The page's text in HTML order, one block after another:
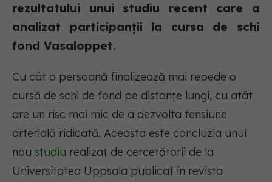
rezultatului unui studiu recent care a
analizat participanții la cursa de schi
fond Vasaloppet.
Cu cât o persoană finalizează mai repede o
cursă de schi de fond pe distanțe lungi, cu atât
are un risc mai mic de a dezvolta tensiune
arterială ridicată. Aceasta este concluzia unui
nou studiu realizat de cercetătorii de la
Universitatea Uppsala publicat în revista